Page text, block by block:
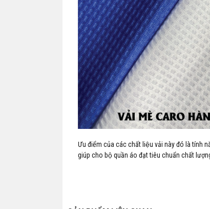
Ưu điểm của các chất liệu vải này đó là tính
giúp cho bộ quần áo đạt tiêu chuẩn chất